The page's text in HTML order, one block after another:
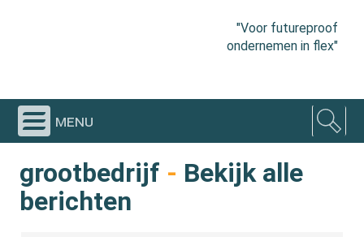
"Voor futureproof
ondernemen in flex"
menu
grootbedrijf - Bekijk alle
berichten